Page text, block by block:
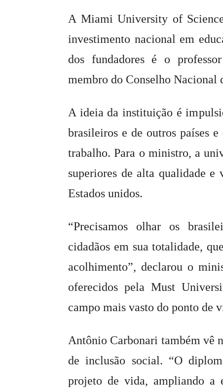
A Miami University of
investimento nacional em
dos fundadores é o
membro do Conselho Nacional
A ideia da instituição é
brasileiros e de outros países
trabalho. Para o ministro, a
superiores de alta qualidade
Estados unidos.
“Precisamos olhar os
cidadãos em sua totalidade,
acolhimento”, declarou o
oferecidos pela Must
campo mais vasto do ponto de
Antônio Carbonari também vê
de inclusão social. “O
projeto de vida, ampliando a